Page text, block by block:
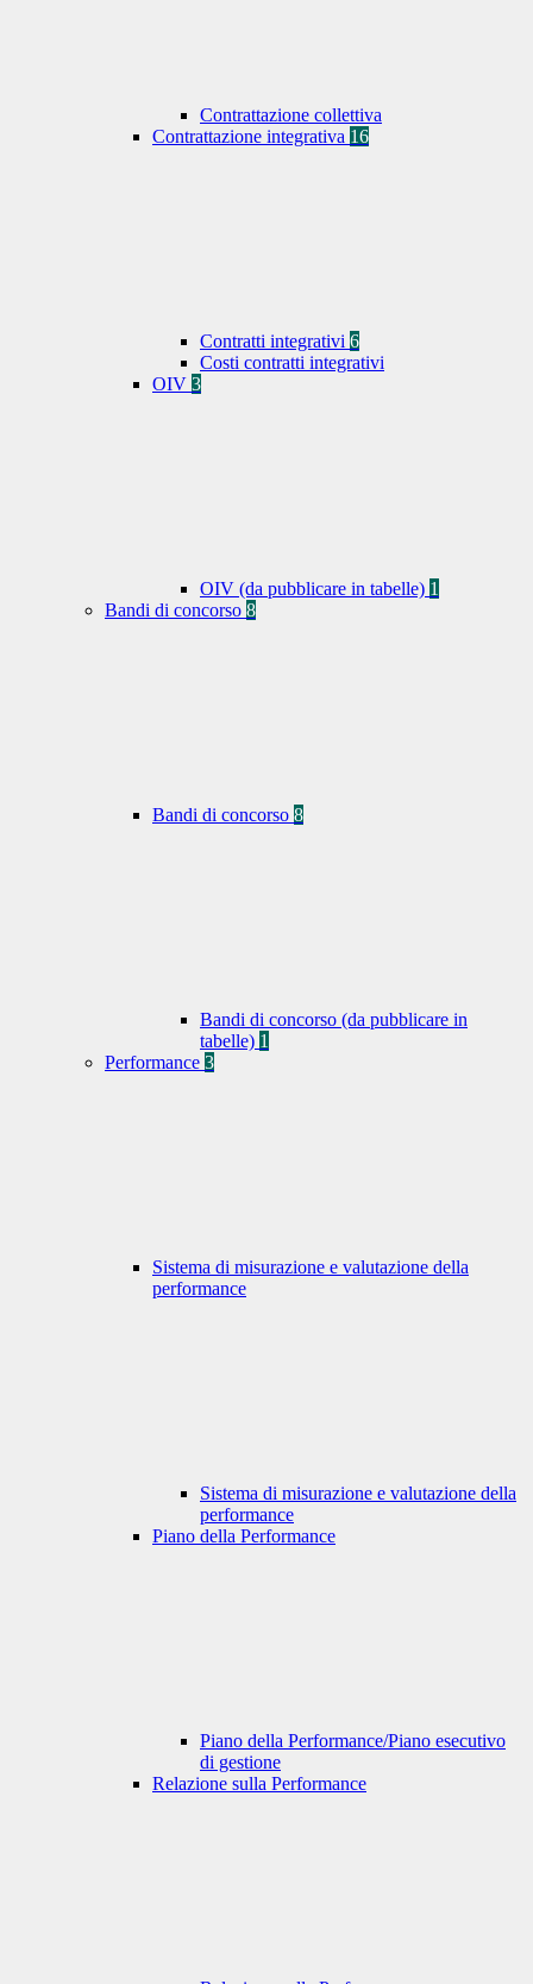
Contrattazione collettiva
Contrattazione integrativa 16
Contratti integrativi 6
Costi contratti integrativi
OIV 3
OIV (da pubblicare in tabelle) 1
Bandi di concorso 8
Bandi di concorso 8
Bandi di concorso (da pubblicare in
tabelle) 1
Performance 3
Sistema di misurazione e valutazione della
performance
Sistema di misurazione e valutazione della
performance
Piano della Performance
Piano della Performance/Piano esecutivo
di gestione
Relazione sulla Performance